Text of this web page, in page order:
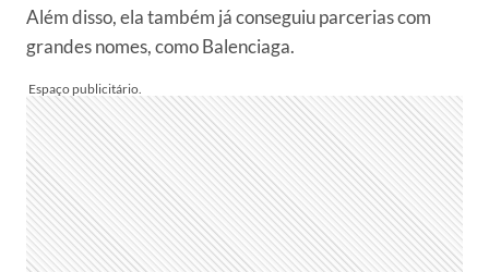
Além disso, ela também já conseguiu parcerias com
grandes nomes, como Balenciaga.